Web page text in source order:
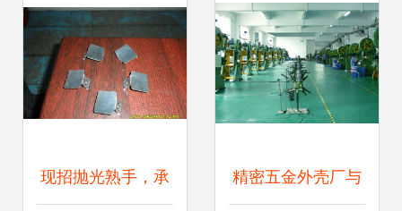
现招抛光熟手，承 精密五金外壳厂与